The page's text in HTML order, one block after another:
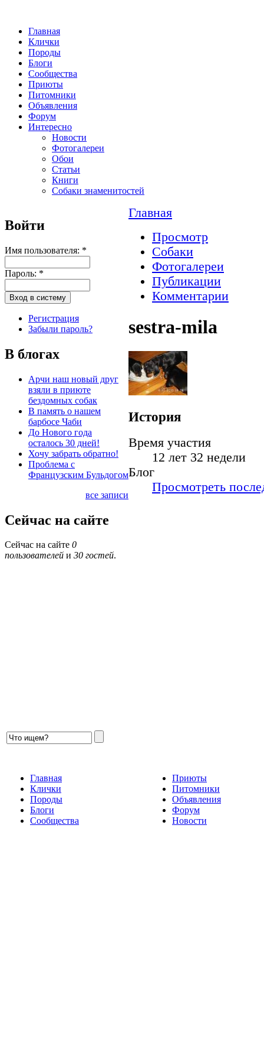
Главная
Клички
Породы
Блоги
Сообщества
Приюты
Питомники
Объявления
Форум
Интересно
Новости
Фотогалереи
Обои
Статьи
Книги
Собаки знаменитостей
Войти
Имя пользователя: *
Пароль: *
Регистрация
Забыли пароль?
В блогах
Арчи наш новый друг
взяли в приюте
бездомных собак
В память о нашем
барбосе Чаби
До Нового года
осталось 30 дней!
Хочу забрать обратно!
Проблема с
Французским Бульдогом
все записи
Сейчас на сайте
Сейчас на сайте 0
пользователей и 30 гостей.
Главная
Просмотр
Собаки
Фотогалереи
Публикации
Комментарии
sestra-mila
История
Время участия
12 лет 32 недели
Блог
Просмотреть
Главная
Клички
Породы
Блоги
Сообщества
Приюты
Питомники
Объявления
Форум
Новости